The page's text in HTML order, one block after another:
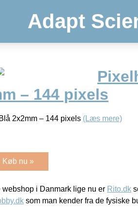
Adapt
– 144 pixels
2x2mm – 144 pixels (Læs mere)
Køb nu »
i Danmark lige nu er Rito.dk
som man kender fra de fysiske